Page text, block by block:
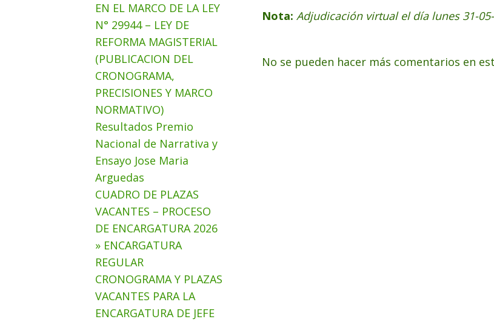
Nota: Adjudicación virtual el día lunes 31-
No se pueden hacer más comentarios en
EN EL MARCO DE LA LEY
N° 29944 – LEY DE
REFORMA MAGISTERIAL
(PUBLICACION DEL
CRONOGRAMA,
PRECISIONES Y MARCO
NORMATIVO)
Resultados Premio
Nacional de Narrativa y
Ensayo Jose Maria
Arguedas
CUADRO DE PLAZAS
VACANTES – PROCESO
DE ENCARGATURA 2026
» ENCARGATURA
REGULAR
CRONOGRAMA Y PLAZAS
VACANTES PARA LA
ENCARGATURA DE JEFE